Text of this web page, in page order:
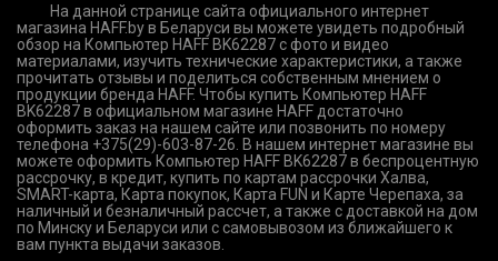
На данной странице сайта официального интернет
магазина HAFF.by в Беларуси вы можете увидеть подробный
обзор на Компьютер HAFF BK62287 с фото и видео
материалами, изучить технические характеристики, а также
прочитать отзывы и поделиться собственным мнением о
продукции бренда HAFF. Чтобы купить Компьютер HAFF
BK62287 в официальном магазине HAFF достаточно
оформить заказ на нашем сайте или позвонить по номеру
телефона +375(29)-603-87-26. В нашем интернет магазине вы
можете оформить Компьютер HAFF BK62287 в беспроцентную
рассрочку, в кредит, купить по картам рассрочки Халва,
SMART-карта, Карта покупок, Карта FUN и Карте Черепаха, за
наличный и безналичный рассчет, а также с доставкой на дом
по Минску и Беларуси или с самовывозом из ближайшего к
вам пункта выдачи заказов.